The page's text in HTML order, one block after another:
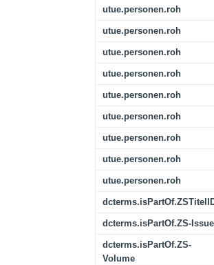
utue.personen.roh
utue.personen.roh
utue.personen.roh
utue.personen.roh
utue.personen.roh
utue.personen.roh
utue.personen.roh
utue.personen.roh
utue.personen.roh
dcterms.isPartOf.ZS-Issue
dcterms.isPartOf.ZS-
Volume